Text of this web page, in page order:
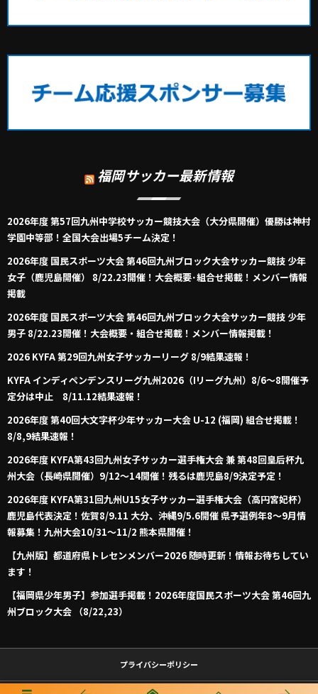
福岡サッカー最新情報
2026年度 第57回九州中学校サッカー競技大会（大分県開催）優勝は神村
学園中等部！全国大会出場5チーム決定！
2026年度 国民スポーツ大会 第46回九州ブロック大会サッカー競技 少年
女子（鹿児島開催） 8/22.23開催！大会概要･組合せ掲載！メンバー情報
掲載
2026年度 国民スポーツ大会 第46回九州ブロック大会サッカー競技 少年
男子 8/22.23開催！大会概要・組合せ掲載！メンバー情報掲載！
2026 KYFA 第29回九州女子サッカーリーグ 8/9結果速報！
KYFA インディペンデンスリーグ九州2026（Iリーグ九州）8/6～8開催予
定分は中止 8/11.12結果速報！
2026年度 第40回大文字杯少年サッカー大会 U-12 (福岡) 組合せ掲載！
8/8,9結果速報！
2026年度 KYFA第43回九州女子サッカー選手権大会 兼 第48回皇后杯九
州大会（長崎県開催）9/12～14開催！残るは鹿児島8/9決定予定！
2026年度 KYFA第31回九州U15女子サッカー選手権大会（高円宮妃杯）
鹿児島代表決定！佐賀8/9.11 大分、沖縄9/5.6開催 県予選例年8～9月情
報募集！九州大会10/31～11/2 熊本県開催！
【九州版】都道府県トレセンメンバー2026 随時更新！情報お待ちしてい
ます！
【福岡県少年男子】参加選手掲載！2026年度国民スポーツ大会 第46回九
州ブロック大会 （8/22,23）
プライバシーポリシー